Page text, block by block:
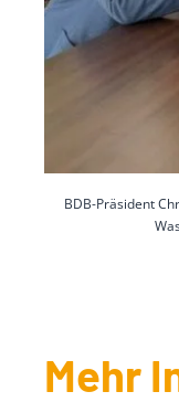
BDB-Präsident
Mehr